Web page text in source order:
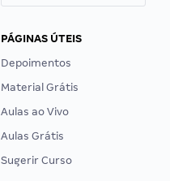
PÁGINAS ÚTEIS
Depoimentos
Material Grátis
Aulas ao Vivo
Aulas Grátis
Sugerir Curso